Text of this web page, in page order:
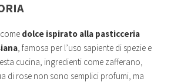
dolce ispirato alla pasticceria
, famosa per l’uso sapiente di spezie e
cucina, ingredienti come zafferano,
di rose non sono semplici profumi, ma